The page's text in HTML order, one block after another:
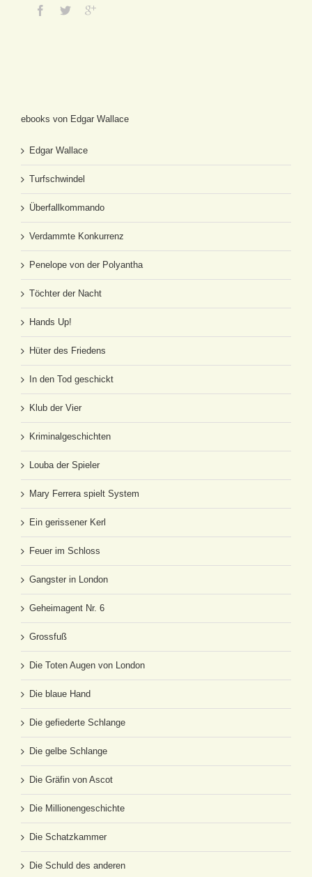
ebooks von Edgar Wallace
Edgar Wallace
Turfschwindel
Überfallkommando
Verdammte Konkurrenz
Penelope von der Polyantha
Töchter der Nacht
Hands Up!
Hüter des Friedens
In den Tod geschickt
Klub der Vier
Kriminalgeschichten
Louba der Spieler
Mary Ferrera spielt System
Ein gerissener Kerl
Feuer im Schloss
Gangster in London
Geheimagent Nr. 6
Grossfuß
Die Toten Augen von London
Die blaue Hand
Die gefiederte Schlange
Die gelbe Schlange
Die Gräfin von Ascot
Die Millionengeschichte
Die Schatzkammer
Die Schuld des anderen